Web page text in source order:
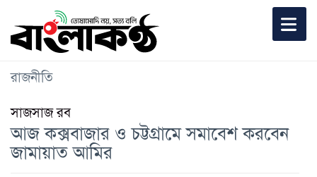
রাজনীতি
সাজসাজ রব
আজ কক্সবাজার ও চট্টগ্রামে সমাবেশ করবেন
জামায়াত আমির